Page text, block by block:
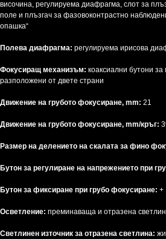
височина, регулируема диафрагма, слот за
поле и плъзгач за фазовоконтрастно
опашка“
Полева диафрагма: регулируема ирисова
Фокусиращ механизъм: коаксиални бутони
разположени от двете страни
Движение на грубото фокусиране, mm: 21
Движение на грубото фокусиране, mm/кръг:
Размер на делението на скалата за фино
Бутон за регулиране на напрежението при
Бутон за фиксиране при грубо фокусиране: +
Осветление: преминаваща и отразена
Светлинен източник за отразена светлина: